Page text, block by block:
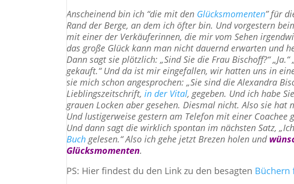
Anscheinend bin ich “die mit den Glücksmomenten” für
Rand der Berge, an dem ich öfter bin. Und vorgestern
mit einer der Verkäuferinnen, die mir vom Sehen
das große Glück kann man nicht dauernd erwarten und
Dann sagt sie plötzlich: „Sind Sie die Frau Bischoff?“
gekauft.“ Und da ist mir eingefallen, wir hatten uns in
sie mich schon angesprochen: „Sie sind die Alexandra
Lieblingszeitschrift,in der Vital, gegeben. Und ich habe
grauen Locken aber gesehen. Diesmal nicht. Also sie
Und lustigerweise gestern am Telefon mit einer Coachee
Und dann sagt die wirklich spontan im nächsten Satz,
Buchgelesen.“ Also ich gehe jetzt Brezen holen und
Glücksmomenten.
PS: Hier findest du den Link zu den besagten Büchern